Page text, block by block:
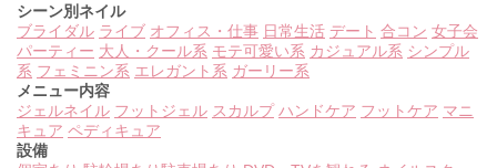
シーン別ネイル
ブライダル ライブ オフィス・仕事 日常生活 デート 合コン 女子会
パーティー 大人・クール系 モテ可愛い系 カジュアル系 シンプル
系 フェミニン系 エレガント系 ガーリー系
メニュー内容
ジェルネイル フットジェル スカルプ ハンドケア フットケア マニ
キュア ペディキュア
設備